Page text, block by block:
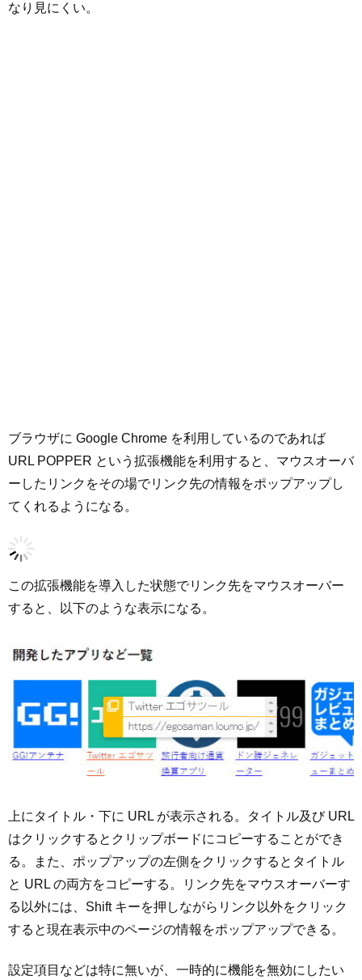
なり見にくい。
ブラウザに Google Chrome を利用しているのであれば
URL POPPER という拡張機能を利用すると、マウスオーバ
ーしたリンクをその場でリンク先の情報をポップアップし
てくれるようになる。
この拡張機能を導入した状態でリンク先をマウスオーバー
すると、以下のような表示になる。
上にタイトル・下に URL が表示される。タイトル及び URL
はクリックするとクリップボードにコピーすることができ
る。また、ポップアップの左側をクリックするとタイトル
と URL の両方をコピーする。リンク先をマウスオーバーす
る以外には、Shift キーを押しながらリンク以外をクリック
すると現在表示中のページの情報をポップアップできる。
設定項目などは特に無いが、一時的に機能を無効にしたい